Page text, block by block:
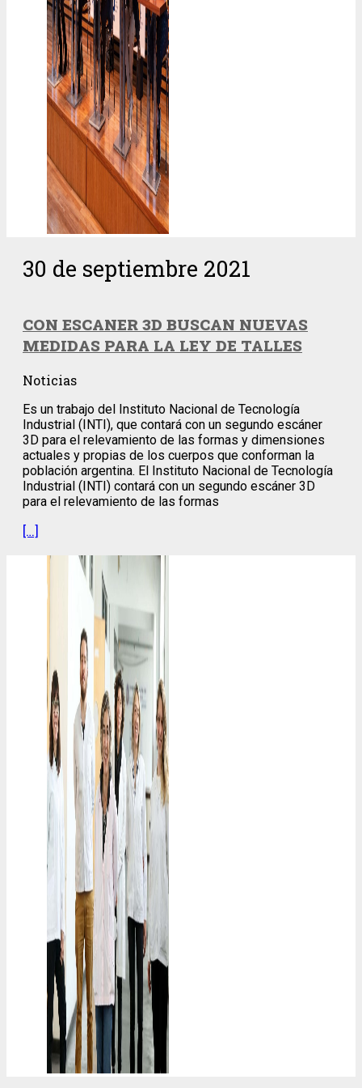
30 de septiembre 2021
CON ESCANER 3D BUSCAN NUEVAS
MEDIDAS PARA LA LEY DE TALLES
Noticias
Es un trabajo del Instituto Nacional de Tecnología
Industrial (INTI), que contará con un segundo escáner
3D para el relevamiento de las formas y dimensiones
actuales y propias de los cuerpos que conforman la
población argentina. El Instituto Nacional de Tecnología
Industrial (INTI) contará con un segundo escáner 3D
para el relevamiento de las formas
[…]